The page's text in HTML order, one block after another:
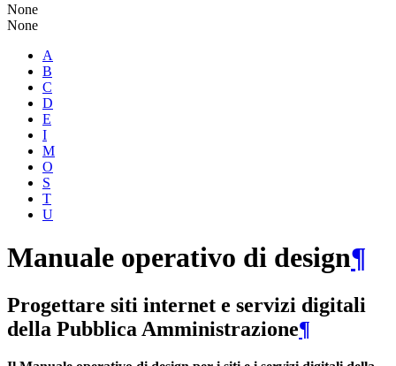
None
None
A
B
C
D
E
I
M
O
S
T
U
Manuale operativo di design¶
Progettare siti internet e servizi digitali
della Pubblica Amministrazione¶